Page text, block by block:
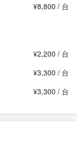
¥8,800 / 台
¥2,200 / 台
¥3,300 / 台
¥3,300 / 台